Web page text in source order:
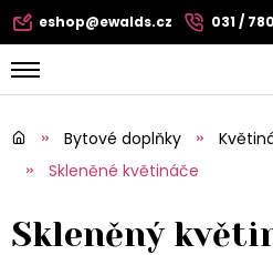
eshop@ewalds.cz 031 /
Bytové doplňky
Skleněné květináče
Skleněný